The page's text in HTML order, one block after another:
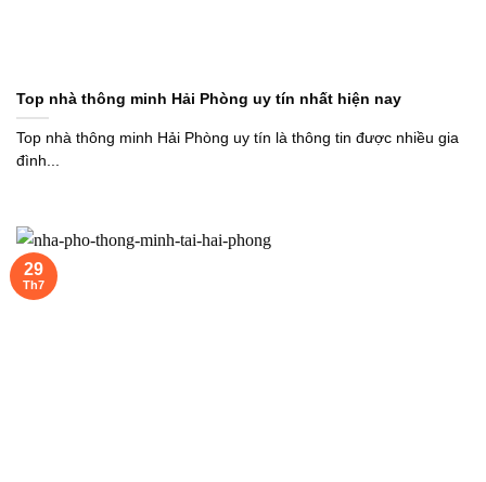
Top nhà thông minh Hải Phòng uy tín nhất hiện nay
Top nhà thông minh Hải Phòng uy tín là thông tin được nhiều gia
đình...
29
Th7